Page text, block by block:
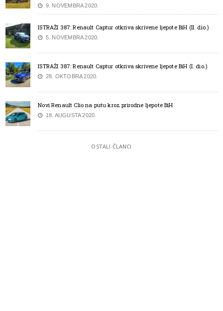
9. NOVEMBRA 2020.
ISTRAŽI 387: Renault Captur otkriva skrivene ljepote BiH (II. dio.)
5. NOVEMBRA 2020.
ISTRAŽI 387: Renault Captur otkriva skrivene ljepote BiH (I. dio.)
28. OKTOBRA 2020.
Novi Renault Clio na putu kroz prirodne ljepote BiH
18. AUGUSTA 2020.
OSTALI ČLANCI